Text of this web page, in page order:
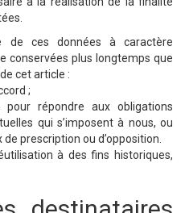
de ces données à caractère
conservées plus longtemps que
cet article :
;
répondre aux obligations
qui s’imposent à nous, ou
prescription ou d’opposition.
à des fins historiques,